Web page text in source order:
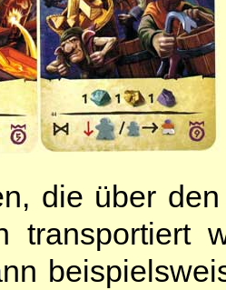
die über
transportiert